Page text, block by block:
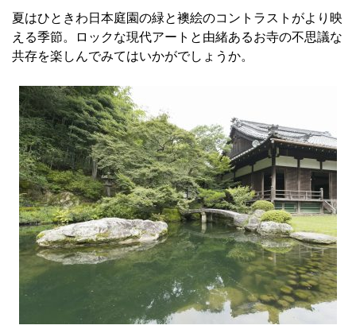
夏はひときわ日本庭園の緑と襖絵のコントラストがより映
える季節。ロックな現代アートと由緒あるお寺の不思議な
共存を楽しんでみてはいかがでしょうか。